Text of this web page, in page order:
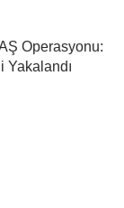
Operasyonu:
Yakalandı